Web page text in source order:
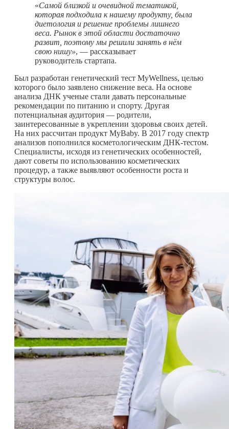
«Самой близкой и очевидной тематикой,
которая подходила к нашему продукту, была
диетология и решение проблемы лишнего
веса. Рынок в этой области достаточно
развит, поэтому мы решили занять в нём
свою нишу», — рассказывает
руководитель стартапа.
Был разработан генетический тест MyWellness, целью
которого было заявлено снижение веса. На основе
анализа ДНК ученые стали давать персональные
рекомендации по питанию и спорту. Другая
потенциальная аудитория — родители,
заинтересованные в укреплении здоровья своих детей.
На них рассчитан продукт MyBaby. В 2017 году спектр
анализов пополнился косметологическим ДНК-тестом.
Специалисты, исходя из генетических особенностей,
дают советы по использованию косметических
процедур, а также выявляют особенности роста и
структуры волос.